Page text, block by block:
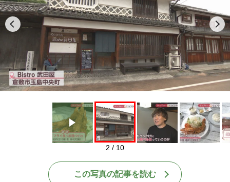
Play
2 / 10
この写真の記事を読む